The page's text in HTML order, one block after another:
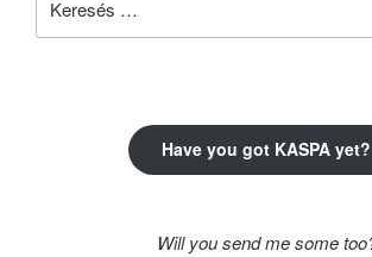
Have you got KASPA yet?
Will you send me some